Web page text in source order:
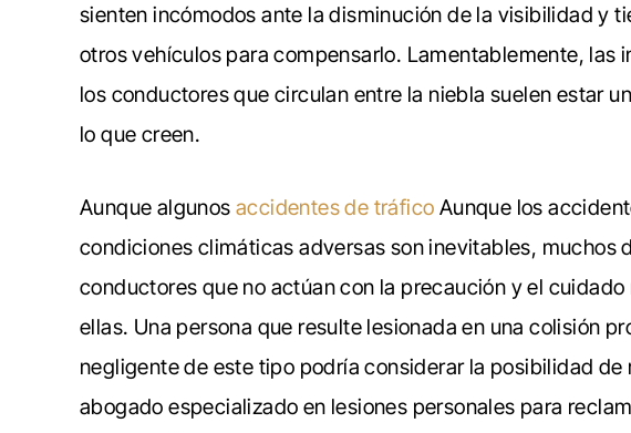
sienten incómodos ante la disminución de la visibilidad y
otros vehículos para compensarlo. Lamentablemente, las
los conductores que circulan entre la niebla suelen estar
lo que creen.
Aunque algunos accidentes de tráfico Aunque los
condiciones climáticas adversas son inevitables, muchos
conductores que no actúan con la precaución y el
ellas. Una persona que resulte lesionada en una colisión
negligente de este tipo podría considerar la posibilidad de
abogado especializado en lesiones personales para